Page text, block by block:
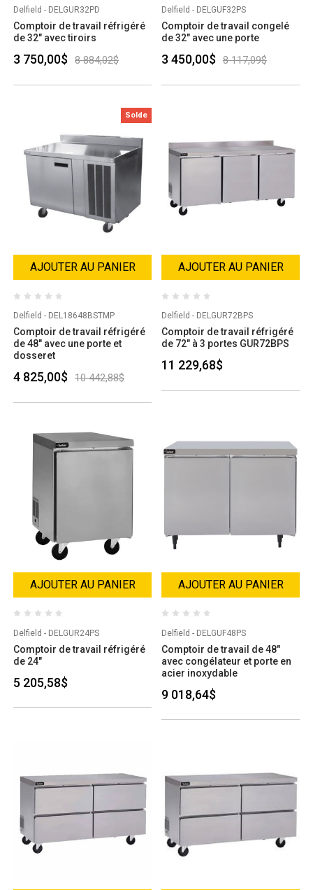
Delfield - DELGUR32PD
Comptoir de travail réfrigéré
de 32" avec tiroirs
3 750,00$ 8 884,02$
Delfield - DELGUF32PS
Comptoir de travail congelé
de 32" avec une porte
3 450,00$ 8 117,09$
Solde
AJOUTER AU PANIER
Delfield - DEL18648BSTMP
Comptoir de travail réfrigéré
de 48" avec une porte et
dosseret
4 825,00$ 10 442,88$
AJOUTER AU PANIER
Delfield - DELGUR72BPS
Comptoir de travail réfrigéré
de 72" à 3 portes GUR72BPS
11 229,68$
AJOUTER AU PANIER
Delfield - DELGUR24PS
Comptoir de travail réfrigéré
de 24"
5 205,58$
AJOUTER AU PANIER
Delfield - DELGUF48PS
Comptoir de travail de 48"
avec congélateur et porte en
acier inoxydable
9 018,64$